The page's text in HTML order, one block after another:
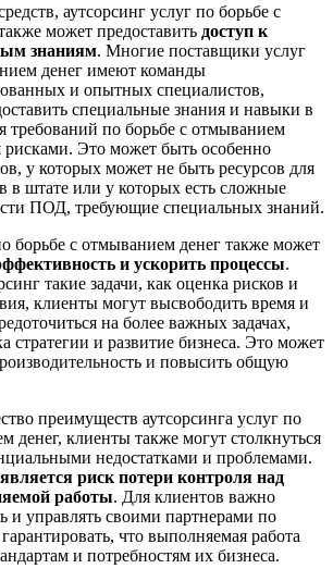
аутсорсинг услуг по борьбе с
может предоставить доступ к
знаниям. Многие поставщики услуг
денег имеют команды
и опытных специалистов,
специальные знания и навыки в
требований по борьбе с отмыванием
рисками. Это может быть особенно
у которых может не быть ресурсов для
в штате или у которых есть сложные
ПОД, требующие специальных знаний.
борьбе с отмыванием денег также может
и ускорить процессы.
такие задачи, как оценка рисков и
клиенты могут высвободить время и
на более важных задачах,
стратегии и развитие бизнеса. Это может
и повысить общую
преимуществ аутсорсинга услуг по
денег, клиенты также могут столкнуться
недостатками и проблемами.
риск потери контроля над
работы. Для клиентов важно
и управлять своими партнерами по
что выполняемая работа
и потребностям их бизнеса.